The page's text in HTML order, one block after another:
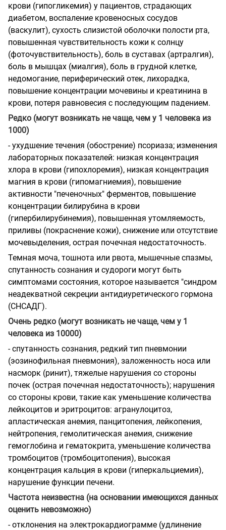
крови (гипогликемия) у пациентов, страдающих
диабетом, воспаление кровеносных сосудов
(васкулит), сухость слизистой оболочки полости рта,
повышенная чувствительность кожи к солнцу
(фоточувствительность), боль в суставах (артралгия),
боль в мышцах (миалгия), боль в грудной клетке,
недомогание, периферический отек, лихорадка,
повышение концентрации мочевины и креатинина в
крови, потеря равновесия с последующим падением.
Редко (могут возникать не чаще, чем у 1 человека из
1000)
- ухудшение течения (обострение) псориаза; изменения
лабораторных показателей: низкая концентрация
хлора в крови (гипохлоремия), низкая концентрация
магния в крови (гипомагниемия), повышение
активности "печеночных" ферментов, повышение
концентрации билирубина в крови
(гипербилирубинемия), повышенная утомляемость,
приливы (покраснение кожи), снижение или отсутствие
мочевыделения, острая почечная недостаточность.
Темная моча, тошнота или рвота, мышечные спазмы,
спутанность сознания и судороги могут быть
симптомами состояния, которое называется "синдром
неадекватной секреции антидиуретического гормона
(СНСАДГ).
Очень редко (могут возникать не чаще, чем у 1
человека из 10000)
- спутанность сознания, редкий тип пневмонии
(эозинофильная пневмония), заложенность носа или
насморк (ринит), тяжелые нарушения со стороны
почек (острая почечная недостаточность); нарушения
со стороны крови, такие как уменьшение количества
лейкоцитов и эритроцитов: агранулоцитоз,
апластическая анемия, панцитопения, лейкопения,
нейтропения, гемолитическая анемия, снижение
гемоглобина и гематокрита, уменьшение количества
тромбоцитов (тромбоцитопения), высокая
концентрация кальция в крови (гиперкальциемия),
нарушение функции печени.
Частота неизвестна (на основании имеющихся данных
оценить невозможно)
- отклонения на электрокардиограмме (удлинение